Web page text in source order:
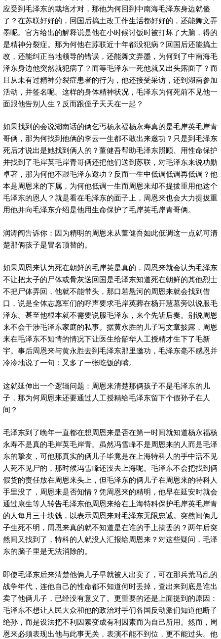
应受到毛泽东的栽培才对，那他为何回到中南海毛泽东身边就傻
了？在苏联好好的，回国后搞土改工作生活都好好的，还能舞文弄
墨呢。官方给出的解释说是他在小时候讨饭时被打坏了大脑，得的
是精神分裂症。那为何他在苏联近十年都没犯病？回国后还能搞土
改，还能纠正当地领导的错误，还能舞文弄墨，为何到了中南海毛
泽东身边他突然就犯病了？而等毛泽东一死他就又出头露面了？而
且从未有过精神分裂症患者的行为，他还接受采访，还到湖南参加
活动，并签名呢。这样的身体精神状况，毛泽东为何死前不见他一
面跟他告别人生？反而跟侄子天天在一起？
如果找到的会说湖南话的俩乞丐杨永福杨永寿真的是毛岸英毛岸青
哥俩，那为何找到他俩的李云一生都不敢出来邀功？只是到毛泽东
死后才说出是她找到俩人的？董健吾帮助毛泽东照顾、用性命保护
并找到了毛岸英毛岸青哥俩还把他们送到苏联，对毛泽东来说功勋
卓著，那为何他不跟毛泽东邀功？反而一生中低调低调再低调？他
本是周恩来的下属，为何他低调一生而周恩来却不提拔重用他这个
毛泽东的恩人？就是看在毛泽东的面子上，周恩来也会大力提拔重
用他并向毛泽东介绍是他用生命保护了毛岸英毛岸青哥俩。
润涛阎告诉你：因为精明的周恩来从董健吾如此低调这一点就可清
楚那俩孩子是冒名顶替的。
如果周恩来认为死在朝鲜的毛岸英是真的，周恩来就会认为毛泽东
不让把太子的尸体或骨灰送回国是毛泽东知道死在朝鲜的其他烈士
不把尸体弄回，他就不能带头，那口若悬河的周恩来就会找到借
口，说是全体志愿军们的呼声要求毛岸英葬在杨开慧墓旁以说服毛
泽东。甚至他根本就不需要说服毛泽东，来个先斩后奏。别说周恩
来不会干涉毛泽东家庭的私事。据黄永胜的儿子写文章披露，周恩
来在毛泽东不知情的情况下让医生给韶华人工授精才生下了毛新
宇。事后周恩来与黄永胜去到毛泽东那里邀功，毛泽东毫不感恩并
冷冷地说了一句：又多了一张吃饭的嘴。
这就延伸出一个逻辑问题：周恩来清楚那俩孩子不是毛泽东的儿
子，那为何周恩来还要通过人工授精给毛泽东留下个假孙子在人
间？
毛泽东到了晚年一直都在想周恩来是否在第一时间就知道杨永福杨
永寿不是真的毛岸英毛岸青。虽然冯雪峰不是周恩来的人而是毛泽
东的挚友，可他那真实的俩儿子毕竟是在上海特科人的手中活不见
人死不见尸的，那时候冯雪峰还没去上海呢。毛泽东不会把找到俩
假货的责任放在周恩来头上，但毛泽东的俩儿子在周恩来的特科人
手里没了，周恩来是否知情？凭周恩来的精明，他早在延安时就会
通过康生等人转告毛泽东他周恩来给在上海特科保护毛岸英毛岸青
的人每月三十块钱，以表示周恩来对毛泽东无限忠诚。突然间俩儿
子生死不明，周恩来真的就不知道是在谁的手上搞丢的？两年后突
然间又找到了，特科的人就没人汇报给周恩来？对这些疑问，毛泽
东的脑子里是无法消除的。
即使毛泽东后来清楚他俩儿子早就被人出卖了，可在那兵荒马乱的
战争年代，连他自己的性命都不知道何时丢掉，查出来到底是谁出
卖了他俩儿子，已经没有意义了。更重要的还是上面提到的原因：
毛泽东不想让人民大众和他的政治对手们各国反动派们知道他断子
绝孙，而是设法把不利因素变成有利因素而为自己所用。然而，周
恩来必须表现出他与此事无关，表演不能不到位，更不能过头。他